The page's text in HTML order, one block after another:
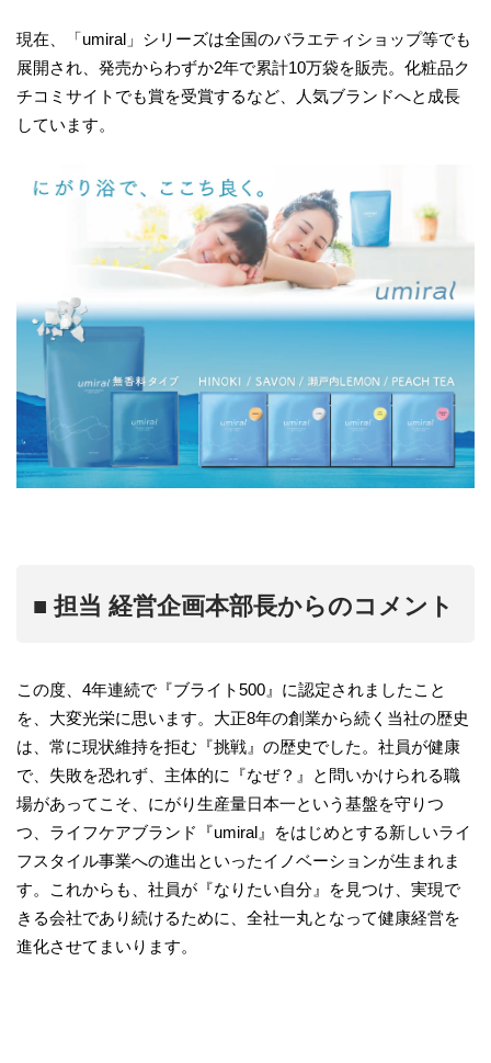
現在、「umiral」シリーズは全国のバラエティショップ等でも
展開され、発売からわずか2年で累計10万袋を販売。化粧品ク
チコミサイトでも賞を受賞するなど、人気ブランドへと成長
しています。
■ 担当 経営企画本部長からのコメント
この度、4年連続で『ブライト500』に認定されましたこと
を、大変光栄に思います。大正8年の創業から続く当社の歴史
は、常に現状維持を拒む『挑戦』の歴史でした。社員が健康
で、失敗を恐れず、主体的に『なぜ？』と問いかけられる職
場があってこそ、にがり生産量日本一という基盤を守りつ
つ、ライフケアブランド『umiral』をはじめとする新しいライ
フスタイル事業への進出といったイノベーションが生まれま
す。これからも、社員が『なりたい自分』を見つけ、実現で
きる会社であり続けるために、全社一丸となって健康経営を
進化させてまいります。